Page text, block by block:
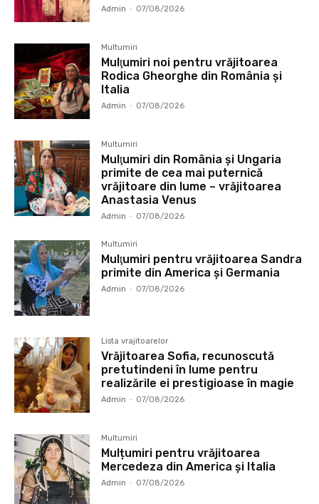
Admin - 07/08/2026
Multumiri
Mulţumiri noi pentru vrăjitoarea
Rodica Gheorghe din România și
Italia
Admin - 07/08/2026
Multumiri
Mulţumiri din România și Ungaria
primite de cea mai puternică
vrăjitoare din lume – vrăjitoarea
Anastasia Venus
Admin - 07/08/2026
Multumiri
Mulţumiri pentru vrăjitoarea Sandra
primite din America și Germania
Admin - 07/08/2026
Lista vrajitoarelor
Vrăjitoarea Sofia, recunoscută
pretutindeni în lume pentru
realizările ei prestigioase în magie
Admin - 07/08/2026
Multumiri
Mulțumiri pentru vrăjitoarea
Mercedeza din America și Italia
Admin - 07/08/2026